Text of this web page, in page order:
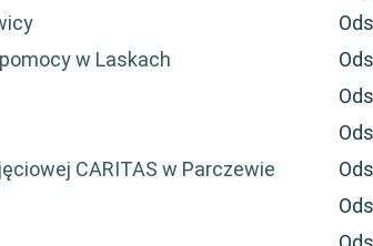
w Laskach
CARITAS w Parczewie